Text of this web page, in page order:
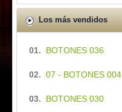
Los más vendidos
01. BOTONES 036
02. 07 - BOTONES 004
03. BOTONES 030